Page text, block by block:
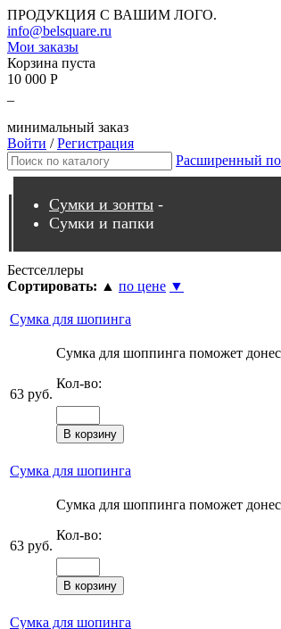
ПРОДУКЦИЯ С ВАШИМ ЛОГО.
info@belsquare.ru
Мои заказы
Корзина пуста
10 000 Р
минимальный заказ
Войти /Регистрация
Расширенный
Сумки и зонты -
Сумки и папки
Бестселлеры
Сортировать: ▲ по цене ▼
Сумка для шопинга
63 руб.
Сумка для шоппинга поможет
Кол-во:
Сумка для шопинга
63 руб.
Сумка для шоппинга поможет
Кол-во:
Сумка для шопинга